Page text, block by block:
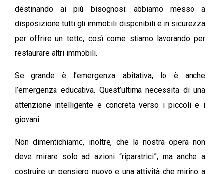
destinando ai più bisognosi: abbiamo messo a
disposizione tutti gli immobili disponibili e in sicurezza
per offrire un tetto, così come stiamo lavorando per
restaurare altri immobili.
Se grande è l’emergenza abitativa, lo è anche
l’emergenza educativa. Quest’ultima necessita di una
attenzione intelligente e concreta verso i piccoli e i
giovani.
Non dimentichiamo, inoltre, che la nostra opera non
deve mirare solo ad azioni “riparatrici”, ma anche a
costruire un pensiero nuovo e una attività che mirino a